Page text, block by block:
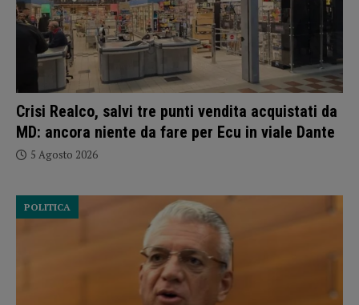
Crisi Realco, salvi tre punti vendita acquistati da
MD: ancora niente da fare per Ecu in viale Dante
5 Agosto 2026
POLITICA